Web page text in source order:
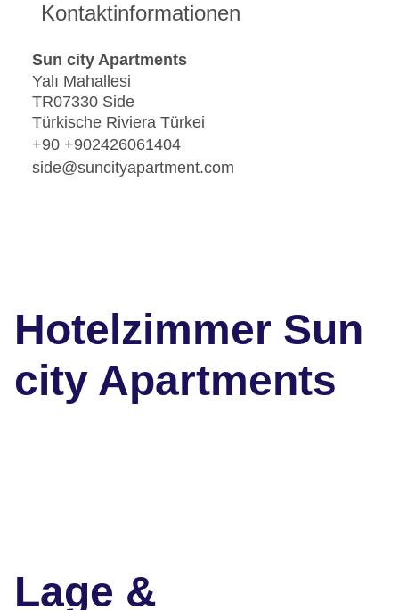
Kontaktinformationen
Sun city Apartments
Yalı Mahallesi
TR07330 Side
Türkische Riviera Türkei
+90 +902426061404
side@suncityapartment.com
Hotelzimmer Sun
city Apartments
Lage &